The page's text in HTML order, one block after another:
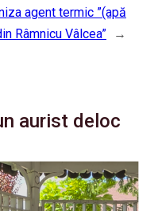
agent termic ”(apă
Râmnicu Vâlcea”
→
aurist deloc